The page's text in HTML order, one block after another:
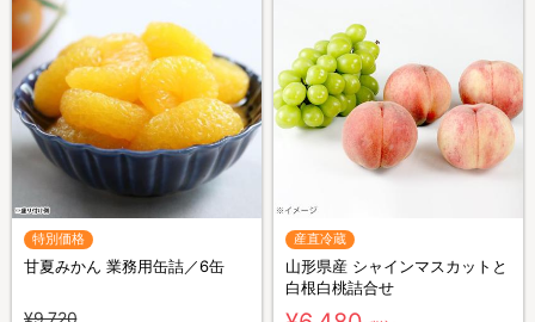
特別価格
甘夏みかん 業務用缶詰／6缶
産直冷蔵
山形県産 シャインマスカットと
白根白桃詰合せ